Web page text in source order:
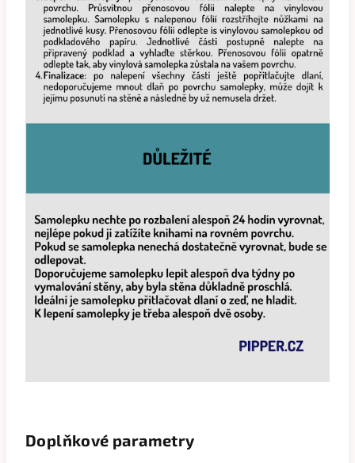
Doplňkové parametry